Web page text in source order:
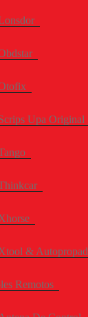
Upa Original
& Autopropad
Remotos